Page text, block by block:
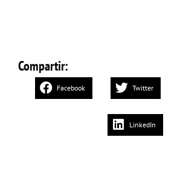
Compartir:
Facebook Twitter
LinkedIn